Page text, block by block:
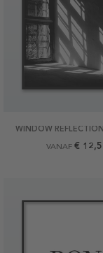
WINDOW
VANAF €